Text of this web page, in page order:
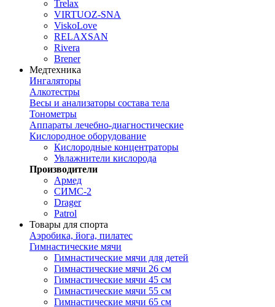
Trelax
VIRTUOZ-SNA
ViskoLove
RELAXSAN
Rivera
Brener
Медтехника
Ингаляторы
Алкотестры
Весы и анализаторы состава тела
Тонометры
Аппараты лечебно-диагностические
Кислородное оборудование
Кислородные концентраторы
Увлажнители кислорода
Производители
Армед
СИМС-2
Drager
Patrol
Товары для спорта
Аэробика, йога, пилатес
Гимнастические мячи
Гимнастические мячи для детей
Гимнастические мячи 26 см
Гимнастические мячи 45 см
Гимнастические мячи 55 см
Гимнастические мячи 65 см